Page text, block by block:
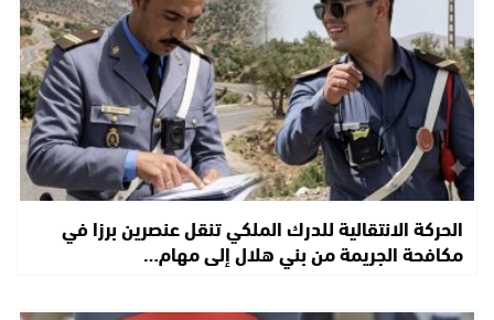
الحركة الانتقالية للدرك الملكي تنقل عنصرين برزا في
مكافحة الجريمة من بني هلال إلى مهام…